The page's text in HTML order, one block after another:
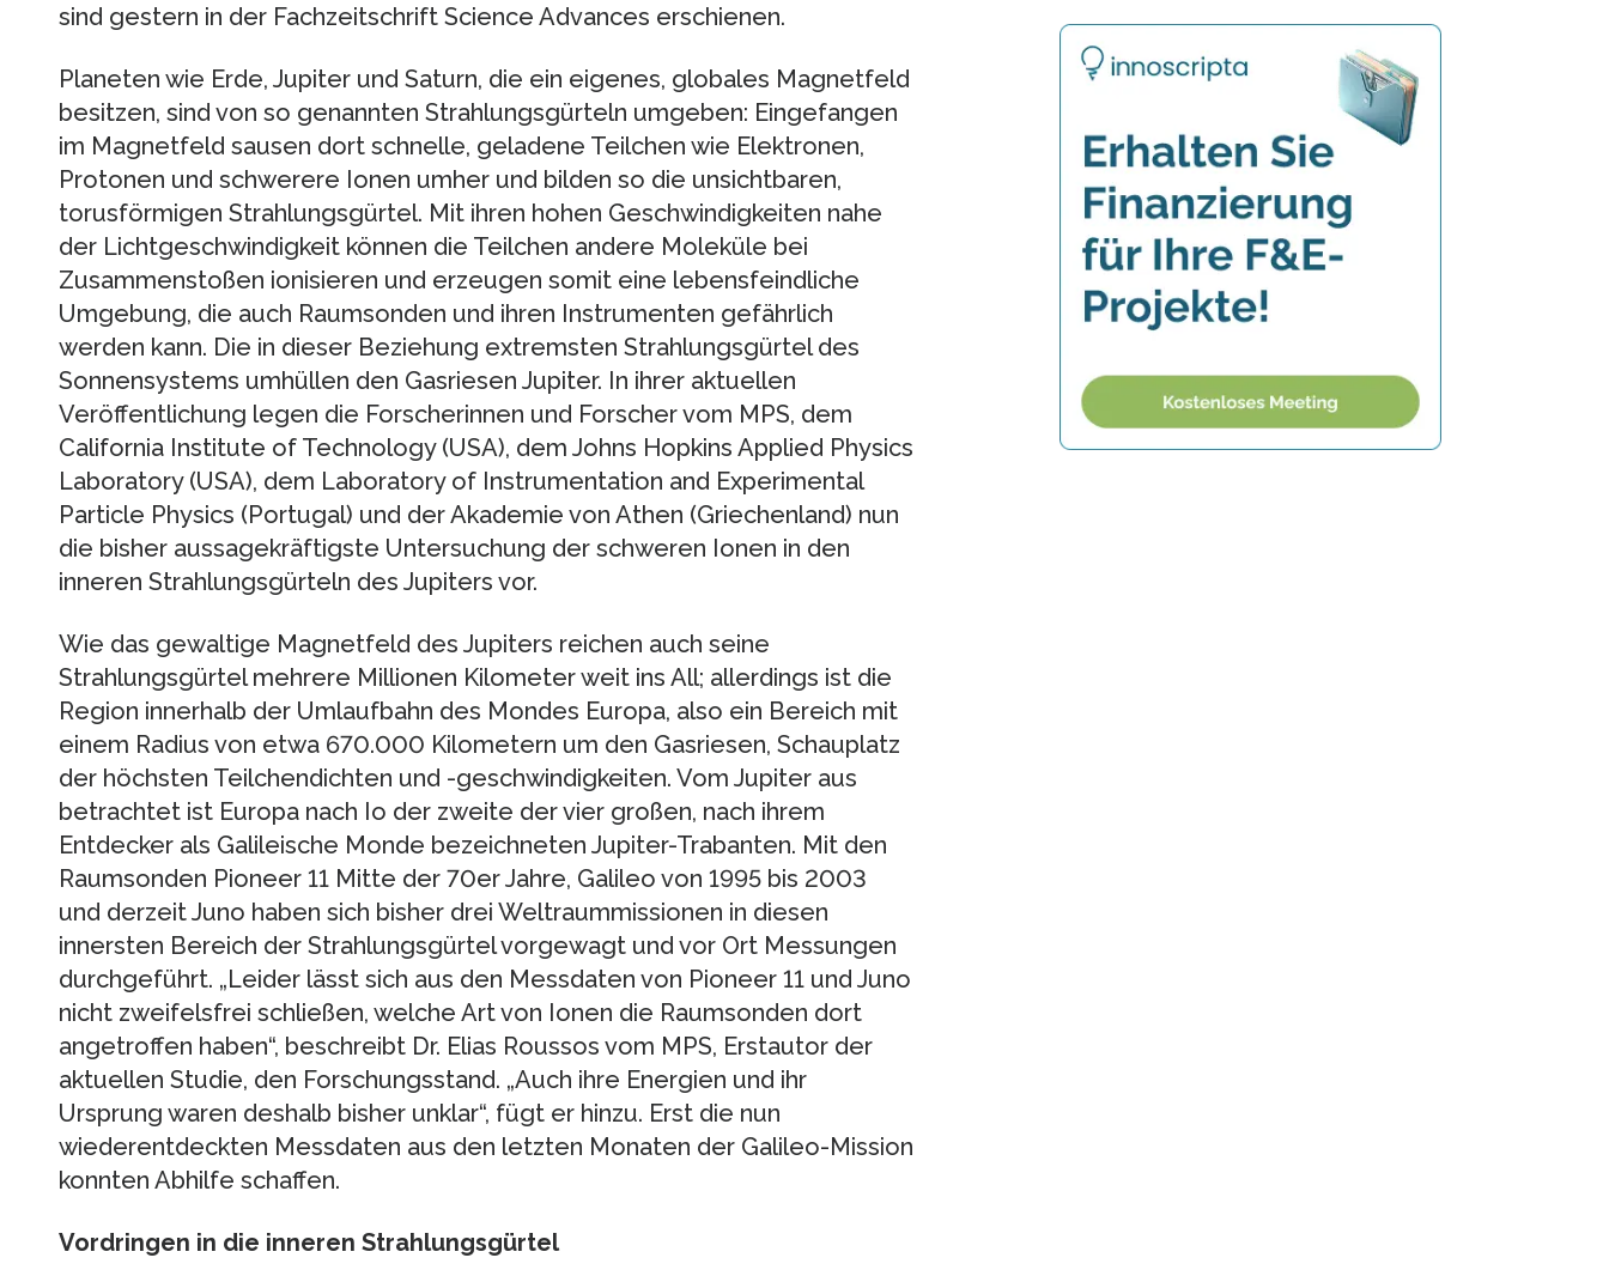
sind gestern in der Fachzeitschrift Science Advances erschienen.
Planeten wie Erde, Jupiter und Saturn, die ein eigenes, globales Magnetfeld
besitzen, sind von so genannten Strahlungsgürteln umgeben: Eingefangen
im Magnetfeld sausen dort schnelle, geladene Teilchen wie Elektronen,
Protonen und schwerere Ionen umher und bilden so die unsichtbaren,
torusförmigen Strahlungsgürtel. Mit ihren hohen Geschwindigkeiten nahe
der Lichtgeschwindigkeit können die Teilchen andere Moleküle bei
Zusammenstoßen ionisieren und erzeugen somit eine lebensfeindliche
Umgebung, die auch Raumsonden und ihren Instrumenten gefährlich
werden kann. Die in dieser Beziehung extremsten Strahlungsgürtel des
Sonnensystems umhüllen den Gasriesen Jupiter. In ihrer aktuellen
Veröffentlichung legen die Forscherinnen und Forscher vom MPS, dem
California Institute of Technology (USA), dem Johns Hopkins Applied Physics
Laboratory (USA), dem Laboratory of Instrumentation and Experimental
Particle Physics (Portugal) und der Akademie von Athen (Griechenland) nun
die bisher aussagekräftigste Untersuchung der schweren Ionen in den
inneren Strahlungsgürteln des Jupiters vor.
Wie das gewaltige Magnetfeld des Jupiters reichen auch seine
Strahlungsgürtel mehrere Millionen Kilometer weit ins All; allerdings ist die
Region innerhalb der Umlaufbahn des Mondes Europa, also ein Bereich mit
einem Radius von etwa 670.000 Kilometern um den Gasriesen, Schauplatz
der höchsten Teilchendichten und -geschwindigkeiten. Vom Jupiter aus
betrachtet ist Europa nach Io der zweite der vier großen, nach ihrem
Entdecker als Galileische Monde bezeichneten Jupiter-Trabanten. Mit den
Raumsonden Pioneer 11 Mitte der 70er Jahre, Galileo von 1995 bis 2003
und derzeit Juno haben sich bisher drei Weltraummissionen in diesen
innersten Bereich der Strahlungsgürtel vorgewagt und vor Ort Messungen
durchgeführt. „Leider lässt sich aus den Messdaten von Pioneer 11 und Juno
nicht zweifelsfrei schließen, welche Art von Ionen die Raumsonden dort
angetroffen haben“, beschreibt Dr. Elias Roussos vom MPS, Erstautor der
aktuellen Studie, den Forschungsstand. „Auch ihre Energien und ihr
Ursprung waren deshalb bisher unklar“, fügt er hinzu. Erst die nun
wiederentdeckten Messdaten aus den letzten Monaten der Galileo-Mission
konnten Abhilfe schaffen.
Vordringen in die inneren Strahlungsgürtel